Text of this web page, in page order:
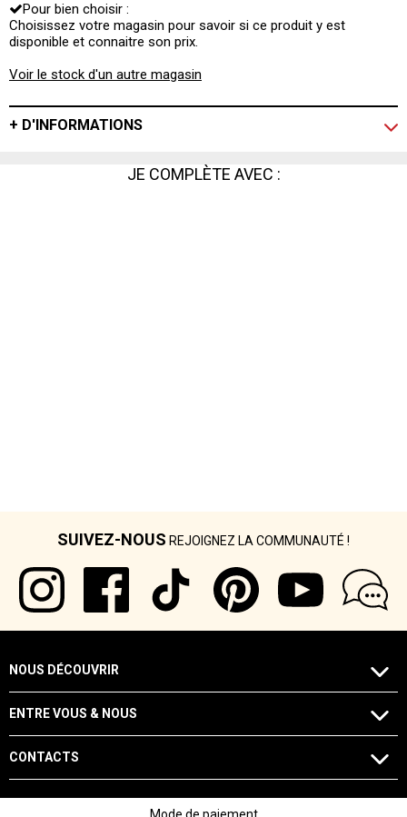
Pour bien choisir :
Choisissez votre magasin pour savoir si ce produit y est
disponible et connaitre son prix.
Voir le stock d'un autre magasin
+ D'INFORMATIONS
JE COMPLÈTE AVEC :
SUIVEZ-NOUS REJOIGNEZ LA COMMUNAUTÉ !
NOUS DÉCOUVRIR
ENTRE VOUS & NOUS
CONTACTS